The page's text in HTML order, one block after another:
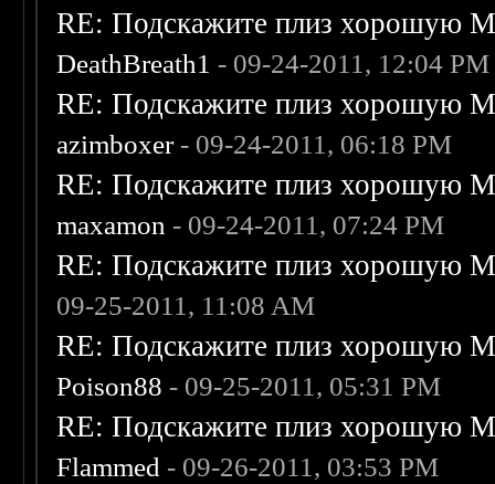
RE: Подскажите плиз хорошую
DeathBreath1 - 09-24-2011, 12:04 PM
RE: Подскажите плиз хорошую
azimboxer- 09-24-2011, 06:18 PM
RE: Подскажите плиз хорошую
maxamon - 09-24-2011, 07:24 PM
RE: Подскажите плиз хорошую
09-25-2011, 11:08 AM
RE: Подскажите плиз хорошую
Poison88 - 09-25-2011, 05:31 PM
RE: Подскажите плиз хорошую
Flammed - 09-26-2011, 03:53 PM